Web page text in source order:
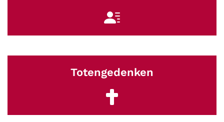
Totengedenken